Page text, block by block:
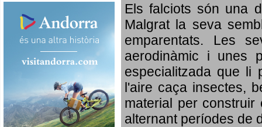
Els falciots són una
Malgrat la seva
emparentats. Les
aerodinàmic i unes
especialitzada que li
l'aire caça insectes,
material per
alternant períodes de